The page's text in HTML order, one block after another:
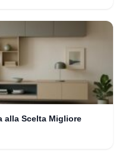
alla Scelta Migliore